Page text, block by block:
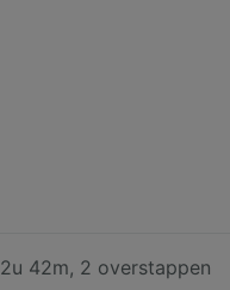
2u 42m, 2 overstappen